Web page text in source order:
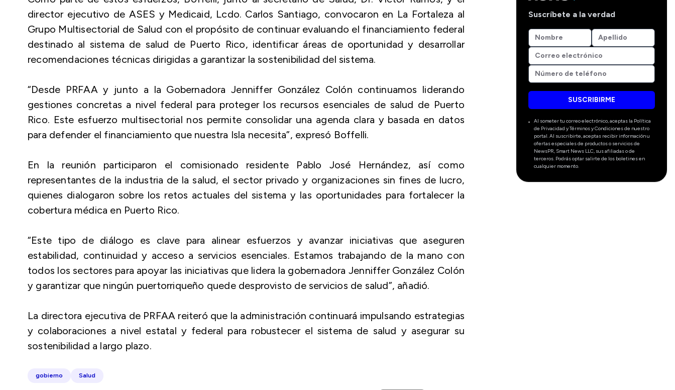
director ejecutivo de ASES y Medicaid, Lcdo. Carlos Santiago, convocaron en La Fortaleza al
Grupo Multisectorial de Salud con el propósito de continuar evaluando el financiamiento federal
destinado al sistema de salud de Puerto Rico, identificar áreas de oportunidad y desarrollar
recomendaciones técnicas dirigidas a garantizar la sostenibilidad del sistema.
“Desde PRFAA y junto a la Gobernadora Jenniffer González Colón continuamos liderando
gestiones concretas a nivel federal para proteger los recursos esenciales de salud de Puerto
Rico. Este esfuerzo multisectorial nos permite consolidar una agenda clara y basada en datos
para defender el financiamiento que nuestra Isla necesita”, expresó Boffelli.
En la reunión participaron el comisionado residente Pablo José Hernández, así como
representantes de la industria de la salud, el sector privado y organizaciones sin fines de lucro,
quienes dialogaron sobre los retos actuales del sistema y las oportunidades para fortalecer la
cobertura médica en Puerto Rico.
“Este tipo de diálogo es clave para alinear esfuerzos y avanzar iniciativas que aseguren
estabilidad, continuidad y acceso a servicios esenciales. Estamos trabajando de la mano con
todos los sectores para apoyar las iniciativas que lidera la gobernadora Jenniffer González Colón
y garantizar que ningún puertorriqueño quede desprovisto de servicios de salud”, añadió.
La directora ejecutiva de PRFAA reiteró que la administración continuará impulsando estrategias
y colaboraciones a nivel estatal y federal para robustecer el sistema de salud y asegurar su
sostenibilidad a largo plazo.
gobierno Salud
Suscríbete a la verdad
SUSCRIBIRME
Al someter tu correo electrónico, aceptas la Política
de Privacidad y Términos y Condiciones de nuestro
portal. Al suscribirte, aceptas recibir información u
ofertas especiales de productos o servicios de
NewsPR, Smart News LLC, sus afiliadas o de
terceros. Podrás optar salirte de los boletines en
cualquier momento.